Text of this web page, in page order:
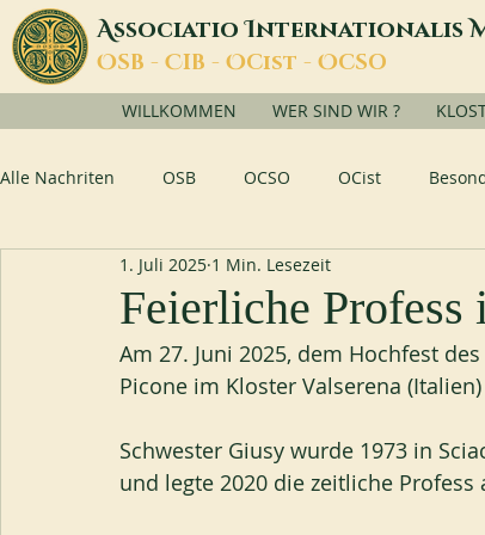
AssociatioInternationalis
OSB - CIB - OCist - OCSO
WILLKOMMEN WER SIND WIR ?
Alle Nachriten OSB OCSO OCist
Feierliche Profess
1. Juli 2025 1 Min. Lesezeit
Am 27. Juni 2025, dem Hochfest
Picone im Kloster Valserena
Schwester Giusy wurde 1973 in
und legte 2020 die zeitliche Profess